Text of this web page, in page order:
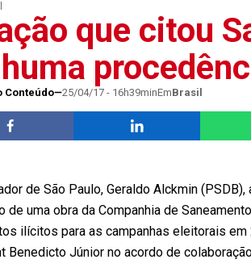
que citou
Conteúdo 25/04/17 - 16h39minEmBrasil
de São Paulo, Geraldo Alckmin
de uma obra da Companhia de
ilícitos para as campanhas eleitorais
Benedicto Júnior no acordo de